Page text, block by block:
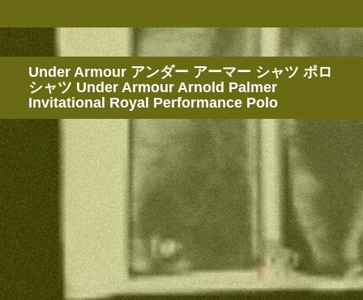
Under Armour アンダー アーマー シャツ ポロ
シャツ Under Armour Arnold Palmer
Invitational Royal Performance Polo